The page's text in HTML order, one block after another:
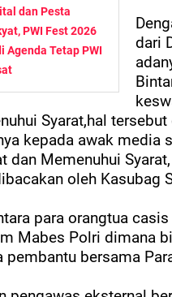
dan Pesta
PWI Fest 2026
Agenda Tetap PWI
dari
Syarat,hal
kepada awak media
dan Memenuhui
oleh Kasubag
para orangtua
Mabes Polri dimana
pembantu bersama